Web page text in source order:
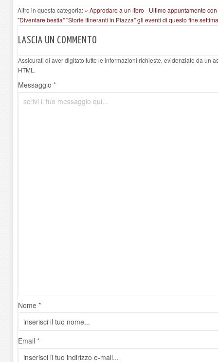
Altro in questa categoria: « Approdare a un libro - Ultimo appuntamento
"Diventare bestia""Storie Itineranti in Piazza" gli eventi di questo fine
LASCIA UN COMMENTO
Assicurati di aver digitato tutte le informazioni richieste, evidenziate da un
HTML.
Messaggio *
Nome *
Email *